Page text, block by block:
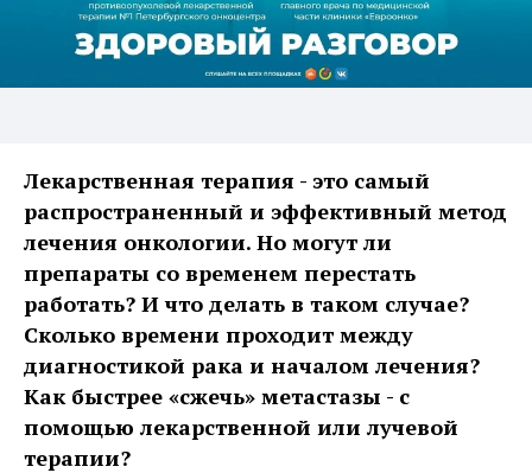
Лекарственная терапия - это самый
распространенный и эффективный метод
лечения онкологии. Но могут ли
препараты со временем перестать
работать? И что делать в таком случае?
Сколько времени проходит между
диагностикой рака и началом лечения?
Как быстрее «сжечь» метастазы - с
помощью лекарственной или лучевой
терапии?